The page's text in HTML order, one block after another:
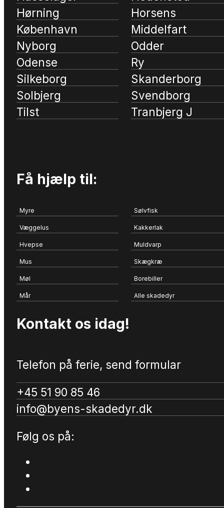
Hørning
Horsens
København
Middelfart
Nyborg
Odder
Odense
Ry
Silkeborg
Skanderborg
Solbjerg
Svendborg
Tilst
Tranbjerg J
Få hjælp til:
Myre Sølvfisk
Væggelus Kakkerlak
Hvepse Muldvarp
Mus Skægkræ
Møl Borebiller
Mår Alle skadedyr
Kontakt os idag!
Telefon på ferie, send formular
+45 51 90 85 46
info@byens-skadedyr.dk
Følg os på: